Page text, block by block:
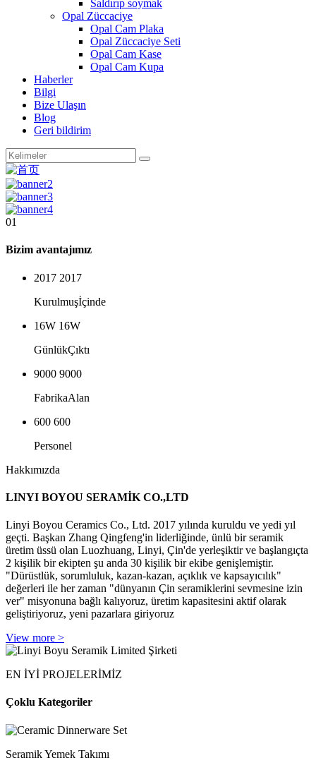
Saldırıp soymak
Opal Züccaciye
Opal Cam Plaka
Opal Züccaciye Seti
Opal Cam Kase
Opal Cam Kupa
Haberler
Bilgi
Bize Ulaşın
Blog
Geri bildirim
01
Bizim avantajımız
2017 2017
Kurulmuşİçinde
16W 16W
GünlükÇıktı
9000 9000
FabrikaAlan
600 600
Personel
Hakkımızda
LINYI BOYOU SERAMİK CO.,LTD
Linyi Boyou Ceramics Co., Ltd. 2017 yılında kuruldu ve yedi yıl
geçti. Başkan Zhang Qingfeng'in liderliğinde, ünlü bir seramik
üretim üssü olan Luozhuang, Linyi, Çin'de yerleşiktir ve başlangıçta
2 kişilik bir ekipten şu anda 30 kişilik bir ekibe genişlemiştir.
"Dürüstlük, sorumluluk, kazan-kazan, açıklık ve kapsayıcılık"
değerleri ile her zaman "dünyanın Çin seramiklerini sevmesine izin
ver" misyonuna bağlı kalıyoruz, üretim kapasitesini aktif olarak
geliştiriyoruz, yeni pazarlara giriyoruz
View more >
EN İYİ PROJELERİMİZ
Çoklu Kategoriler
Seramik Yemek Takımı